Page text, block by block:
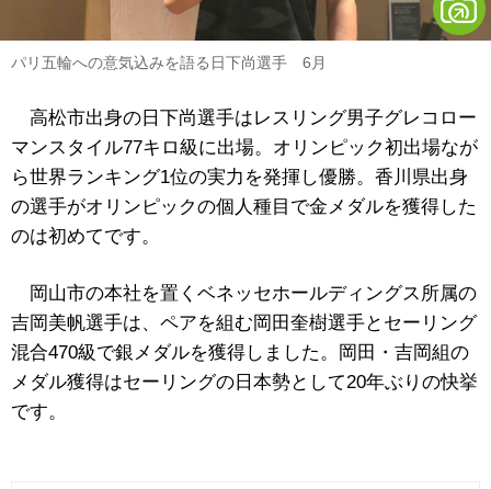
パリ五輪への意気込みを語る日下尚選手 6月
高松市出身の日下尚選手はレスリング男子グレコロー
マンスタイル77キロ級に出場。オリンピック初出場なが
ら世界ランキング1位の実力を発揮し優勝。香川県出身
の選手がオリンピックの個人種目で金メダルを獲得した
のは初めてです。
岡山市の本社を置くベネッセホールディングス所属の
吉岡美帆選手は、ペアを組む岡田奎樹選手とセーリング
混合470級で銀メダルを獲得しました。岡田・吉岡組の
メダル獲得はセーリングの日本勢として20年ぶりの快挙
です。